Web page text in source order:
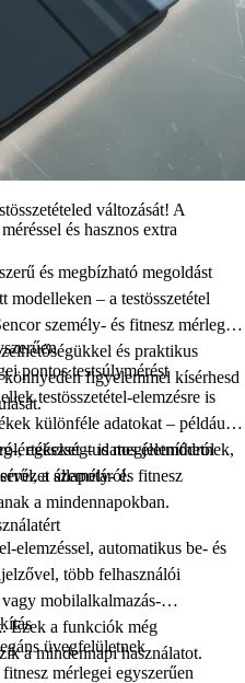
változását! A
és hasznos extra
és megbízható megoldást
modelleken – a testösszetétel
személy- és fitnesz mérlegei
és praktikus
figyelemmel kísérhesd
pontos testsúlymérést
testösszetétel-elemzésre is
különféle adatokat – például
értékeket – is megjeleníthetnek,
állapotáról.
egészségtudatos életmódról
a személy- és fitnesz
a mindennapokban.
elemzéssel, automatikus be- és
több felhasználói
mobilalkalmazás-
Ezek a funkciók még
a mindennapi használatot.
üvegfelületnek
mérlegei egyszerűen